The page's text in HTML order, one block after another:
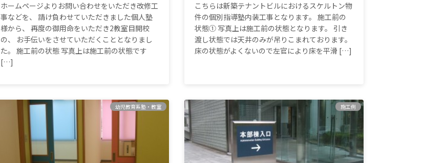
ホームページよりお問い合わせをいただき改修工
事などを、 請け負わせていただきました個人塾
様から、 再度の御用命をいただき2教室目開校
の、 お手伝いをさせていただくこととなりまし
た。 施工前の状態 写真上は施工前の状態です
[…]
こちらは新築テナントビルにおけるスケルトン物
件の個別指導塾内装工事となります。 施工前の
状態① 写真上は施工前の状態となります。 引き
渡し状態では天井のみが吊りこまれております。
床の状態がよくないので左官により床を平滑 […]
幼児教育系塾・教室 施工例